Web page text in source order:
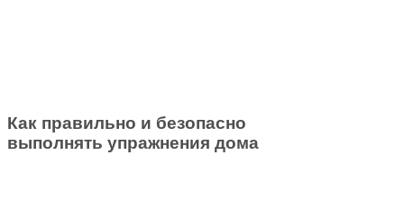
Как правильно и безопасно
выполнять упражнения дома